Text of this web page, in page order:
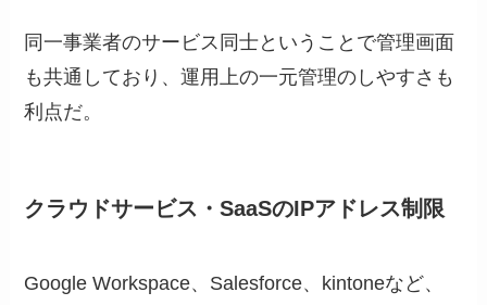
同一事業者のサービス同士ということで管理画面
も共通しており、運用上の一元管理のしやすさも
利点だ。
クラウドサービス・SaaSのIPアドレス制限
Google Workspace、Salesforce、kintoneなど、